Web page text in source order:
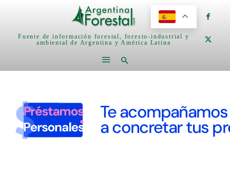
Fuente de información forestal, foresto-industrial y
ambiental de Argentina y América Latina